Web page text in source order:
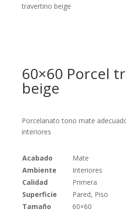
travertino beige
60×60 Porcel
beige
Porcelanato tono mate
interiores
Acabado
Mate
Ambiente
Interiores
Calidad
Primera
Superficie
Pared, Piso
Tamaño
60×60